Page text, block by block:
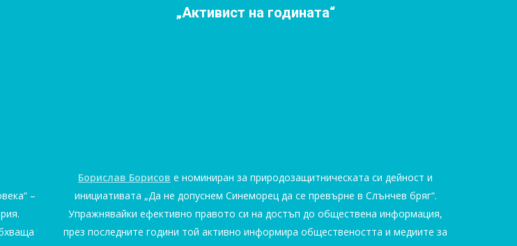
–
„Активист на годината“
Борислав Борисов е номиниран за природозащитническата си дейност и
инициативата „Да не допуснем Синеморец да се превърне в Слънчев бряг“.
Упражнявайки ефективно правото си на достъп до обществена информация,
през последните години той активно информира обществеността и медиите за